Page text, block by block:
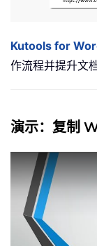
Kutools for
作流程并提升文
演示：复制